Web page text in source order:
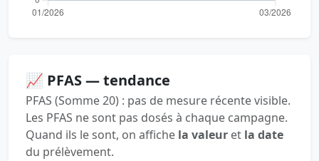
📈 PFAS — tendance
PFAS (Somme 20) : pas de mesure récente visible.
Les PFAS ne sont pas dosés à chaque campagne.
Quand ils le sont, on affiche la valeur et la date
du prélèvement.